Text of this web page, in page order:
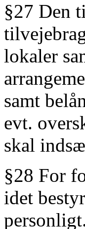
§27 Den
lokaler
samt
evt.
skal
§28 For
idet